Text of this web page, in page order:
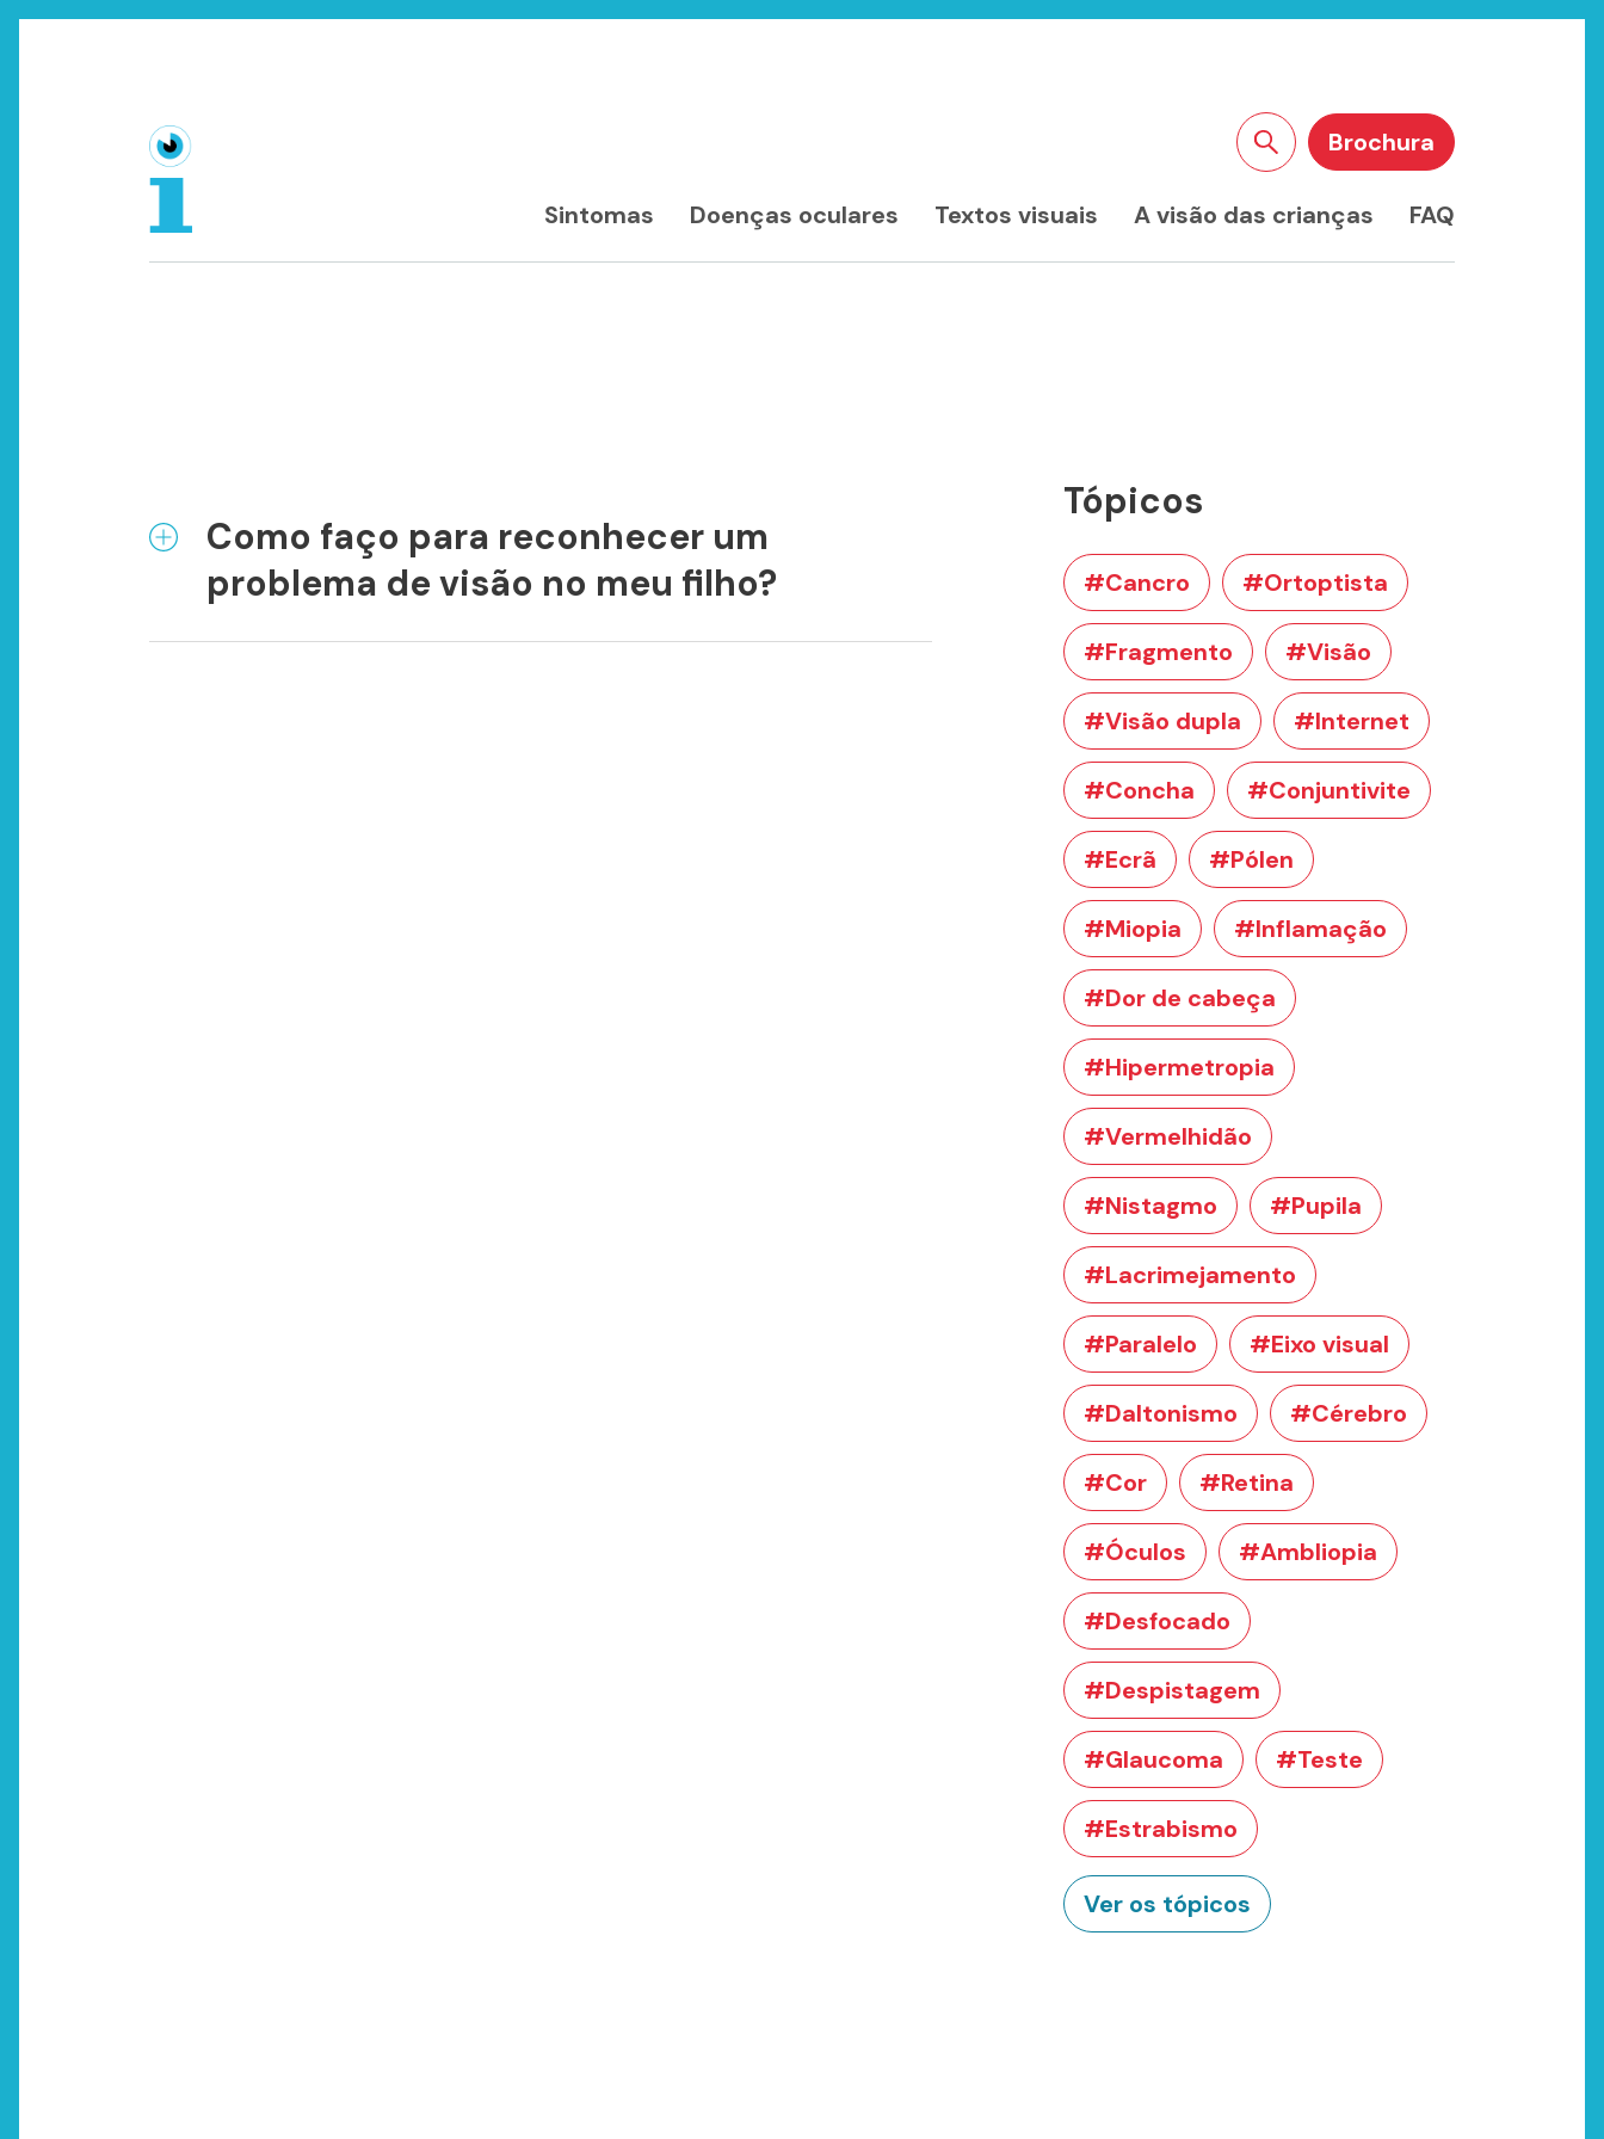
Sintomas Doenças oculares Textos visuais A visão das crianças FAQ
Pesquisar no site
Brochura
Como faço para reconhecer um
problema de visão no meu filho?
Tópicos
#Cancro #Ortoptista
#Fragmento #Visão
#Visão dupla #Internet
#Concha #Conjuntivite
#Ecrã #Pólen
#Miopia #Inflamação
#Dor de cabeça
#Hipermetropia
#Vermelhidão
#Nistagmo #Pupila
#Lacrimejamento
#Paralelo #Eixo visual
#Daltonismo #Cérebro
#Cor #Retina
#Óculos #Ambliopia
#Desfocado
#Despistagem
#Glaucoma #Teste
#Estrabismo
Ver os tópicos